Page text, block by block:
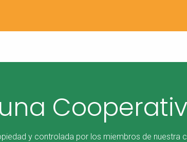
y controlada por los miembros de nuestra